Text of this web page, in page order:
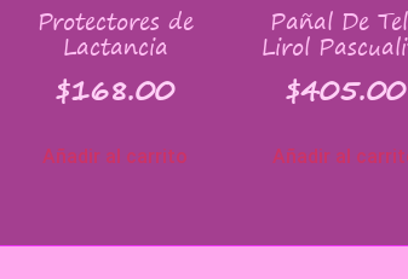
Protectores de
Lactancia
$168.00
Añadir al carrito
Pañal De
Lirol
$405.00
Añadir al